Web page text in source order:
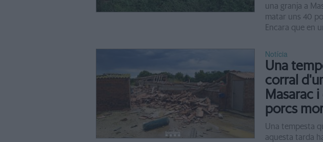
una granja a
matar uns 40
Encara que en
Notícia
Una
corral
Masarac
porcs
Una tempesta
aquesta tarda